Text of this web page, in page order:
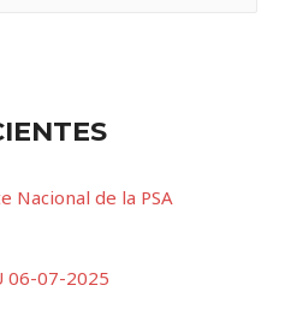
Nacional de la PSA
06-07-2025